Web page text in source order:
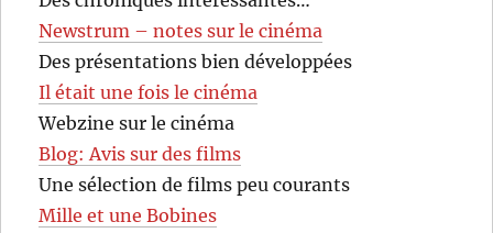
Newstrum – notes sur le cinéma
Des présentations bien développées
Il était une fois le cinéma
Webzine sur le cinéma
Blog: Avis sur des films
Une sélection de films peu courants
Mille et une Bobines